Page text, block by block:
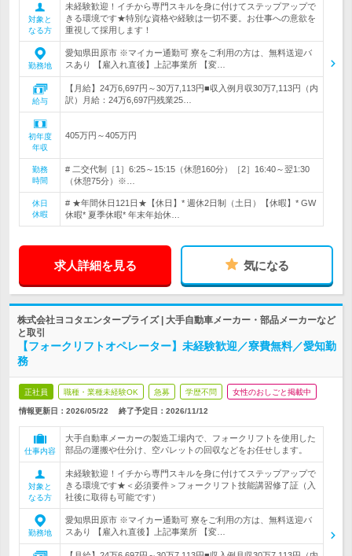
対象と
なる方
未経験歓迎！イチから専門スキルを身に付けてステップアップで
きる環境です★特別な資格や経験は一切不要。お仕事への意欲を
重視して採用します！
勤務地
愛知県田原市 ※マイカー通勤可 寮をご利用の方は、無料送迎バ
スあり 【雇入れ直後】上記事業所 【変…
給与
【月給】24万6,697円～30万7,113円■収入例月収30万7,113円（内
訳）月給：24万6,697円残業25…
初年度
年収
405万円～405万円
勤務
時間
# 二交代制［1］6:25～15:15（休憩160分）［2］16:40～翌1:30
（休憩75分）※…
休日
休暇
# ★年間休日121日★【休日】* 週休2日制（土日）【休暇】* GW
休暇* 夏季休暇* 年末年始休…
求人詳細を見る 気になる
株式会社ヨコタエンタープライズ | 大手自動車メーカー・部品メーカーなど
と取引
【フォークリフトオペレーター】未経験歓迎／寮費無料／愛知勤
務
正社員 職種・業種未経験OK 急募 学歴不問 女性のおしごと掲載中
情報更新日：2026/05/22 終了予定日： 2026/11/12
仕事内容
大手自動車メーカーの製造工場内で、フォークリフトを使用した
部品の運搬や仕分け、空パレットの回収などをお任せします。
対象と
なる方
未経験歓迎！イチから専門スキルを身に付けてステップアップで
きる環境です★＜必須要件＞フォークリフト技能講習修了証（入
社後に取得も可能です）
勤務地
愛知県田原市 ※マイカー通勤可 寮をご利用の方は、無料送迎バ
スあり 【雇入れ直後】上記事業所 【変…